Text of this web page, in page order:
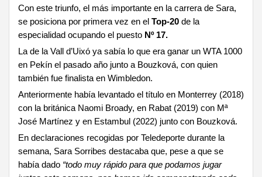
Con este triunfo, el más importante en la carrera de Sara,
se posiciona por primera vez en el Top-20 de la
especialidad ocupando el puesto Nº 17.
La de la Vall d’Uixó ya sabía lo que era ganar un WTA 1000
en Pekín el pasado año junto a Bouzková, con quien
también fue finalista en Wimbledon.
Anteriormente había levantado el título en Monterrey (2018)
con la británica Naomi Broady, en Rabat (2019) con Mª
José Martínez y en Estambul (2022) junto con Bouzková.
En declaraciones recogidas por Teledeporte durante la
semana, Sara Sorribes destacaba que, pese a que se
había dado “todo muy rápido para que podamos jugar